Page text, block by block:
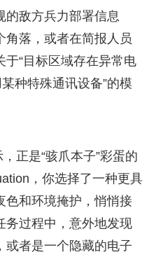
的敌方兵力部署信息
角落，或者在简报人员
“目标区域存在异常电
种特殊通讯设备”的模
正是“骇爪本子”彩蛋的
，你选择了一种更具
色和环境掩护，悄悄接
务过程中，意外地发现
或者是一个隐藏的电子